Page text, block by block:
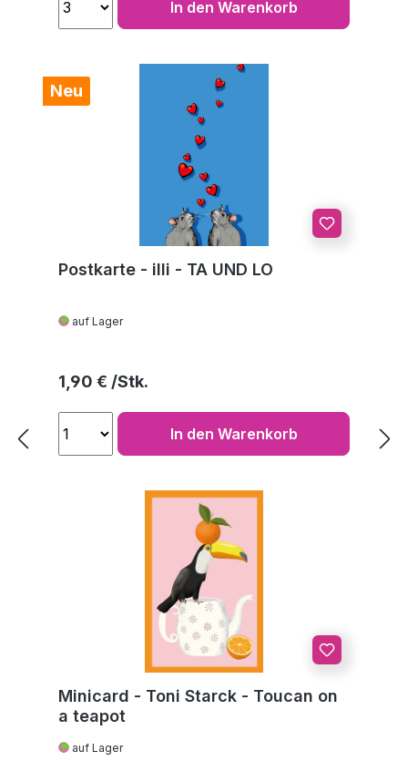
In den Warenkorb
Neu
Postkarte - illi - TA UND LO
auf Lager
Regulärer Preis:
1,90 €
In den Warenkorb
Minicard - Toni Starck - Toucan on
a teapot
auf Lager